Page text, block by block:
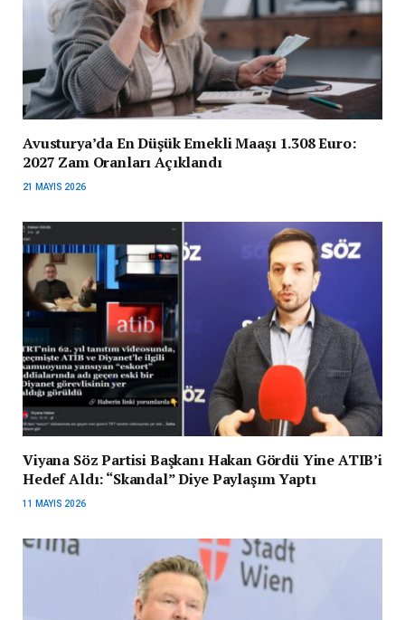
Avusturya’da En Düşük Emekli Maaşı 1.308 Euro:
2027 Zam Oranları Açıklandı
21 MAYIS 2026
Viyana Söz Partisi Başkanı Hakan Gördü Yine ATIB’i
Hedef Aldı: “Skandal” Diye Paylaşım Yaptı
11 MAYIS 2026